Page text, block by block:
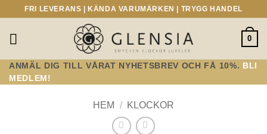
content
FRI LEVERANS | KÄNDA VARUMÄRKEN | TRYGG HANDEL
0
ANMÄL DIG TILL VÅRAT NYHETSBREV OCH FÅ 10%. BLI
MEDLEM!
HEM / KLOCKOR